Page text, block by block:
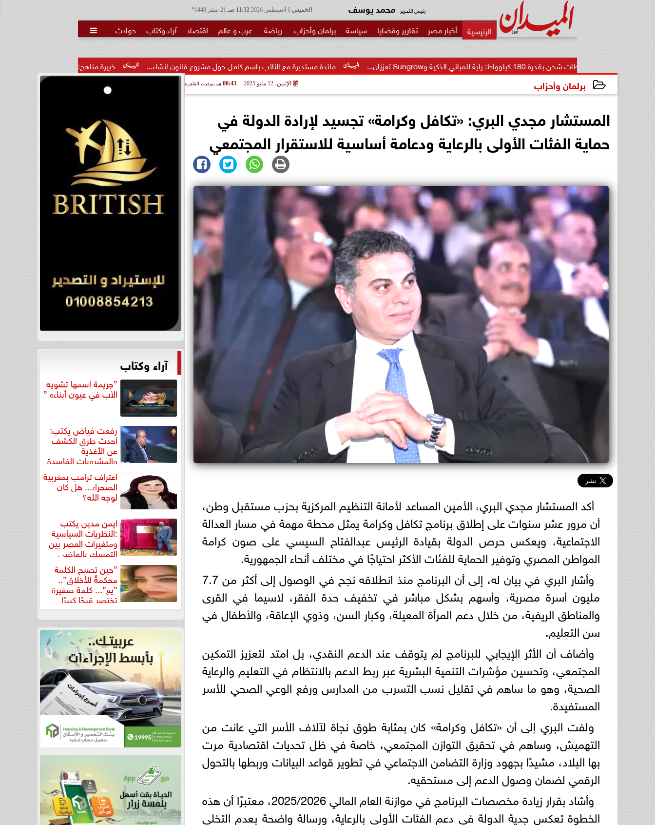
الخميس 11:32 صـ هـ رئيس التحرير محمد يوسف
أخبار مصر تقارير وقضايا سياسة برلمان وأحزاب رياضة عرب و عالم اقتصاد آراء وكتاب حوادث 
خبيرة مناهج: حداثة تخرج المعلمين الجدد لا تكفي.. مائدة مستديرة مع النائب باسم كامل حول مشروع قانون إنشاء...
برلمان وأحزاب الإثنين، 12 مايو 2025 08:43 مـ بتوقيت القاهرة
المستشار مجدي البري: «تكافل وكرامة» تجسيد لإرادة الدولة في
حماية الفئات الأولى بالرعاية ودعامة أساسية للاستقرار المجتمعي
أكد المستشار مجدي البري، الأمين المساعد لأمانة التنظيم المركزية بحزب مستقبل وطن،
أن مرور عشر سنوات على إطلاق برنامج تكافل وكرامة يمثل محطة مهمة في مسار العدالة
الاجتماعية، ويعكس حرص الدولة بقيادة الرئيس عبدالفتاح السيسي على صون كرامة
المواطن المصري وتوفير الحماية للفئات الأكثر احتياجًا في مختلف أنحاء الجمهورية.
وأشار البري في بيان له، إلى أن البرنامج منذ انطلاقه نجح في الوصول إلى أكثر من 7.7
مليون أسرة مصرية، وأسهم بشكل مباشر في تخفيف حدة الفقر، لاسيما في القرى
والمناطق الريفية، من خلال دعم المرأة المعيلة، وكبار السن، وذوي الإعاقة، والأطفال في
سن التعليم.
وأضاف أن الأثر الإيجابي للبرنامج لم يتوقف عند الدعم النقدي، بل امتد لتعزيز التمكين
المجتمعي، وتحسين مؤشرات التنمية البشرية عبر ربط الدعم بالانتظام في التعليم والرعاية
الصحية، وهو ما ساهم في تقليل نسب التسرب من المدارس ورفع الوعي الصحي للأسر
المستفيدة.
ولفت البري إلى أن «تكافل وكرامة» كان بمثابة طوق نجاة لآلاف الأسر التي عانت من
التهميش، وساهم في تحقيق التوازن المجتمعي، خاصة في ظل تحديات اقتصادية مرت
بها البلاد، مشيدًا بجهود وزارة التضامن الاجتماعي في تطوير قواعد البيانات وربطها بالتحول
الرقمي لضمان وصول الدعم إلى مستحقيه.
وأشاد بقرار زيادة مخصصات البرنامج في موازنة العام المالي 2025/2026، معتبرًا أن هذه
الخطوة تعكس جدية الدولة في دعم الفئات الأولى بالرعاية، ورسالة واضحة بعدم التخلي
آراء وكتاب
”جريمة اسمها تشويه
الأب في عيون أبناءه ”
رفعت فياض يكتب:
أحدث طرق الكشف
عن الأغذية
والمشروبات الفاسدة
اعتراف ترامب بمغربية
الصحراء... هل كان
لوجه الله؟
ايمن مدين يكتب
:النظريات السياسية
ومتغيرات العصر بين
التمسك بالماضي
ومواجهة تحديات...”حين تصبح الكلمة
محكمةً للأخلاق”..
”يع”... كلمة صغيرة
تختصر قبحًا كبيرًا